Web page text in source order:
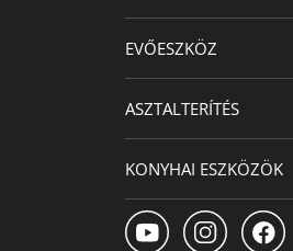
EVŐESZKÖZ
ASZTALTERÍTÉS
KONYHAI ESZKÖZÖK